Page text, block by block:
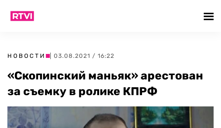
НОВОСТИ | 03.08.2021 / 16:22
«Скопинский маньяк» арестован
за съемку в ролике КПРФ